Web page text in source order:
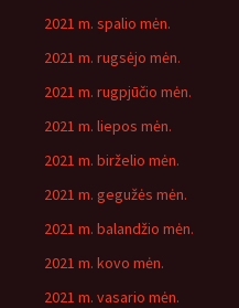
2021 m. spalio mėn.
2021 m. rugsėjo mėn.
2021 m. rugpjūčio mėn.
2021 m. liepos mėn.
2021 m. birželio mėn.
2021 m. gegužės mėn.
2021 m. balandžio mėn.
2021 m. kovo mėn.
2021 m. vasario mėn.